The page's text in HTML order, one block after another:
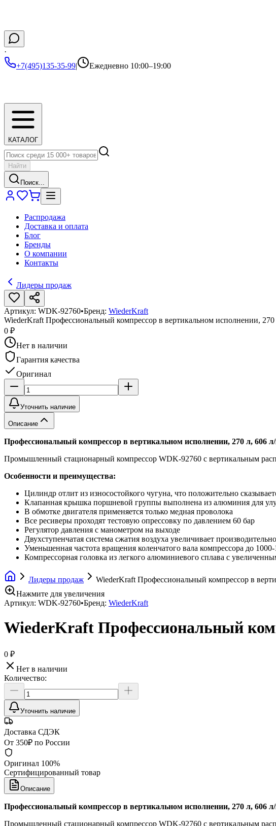
·
+7(495)135-35-99| Ежедневно 10:00–19:00
КАТАЛОГ
Найти
Поиск...
Распродажа
Доставка и оплата
Блог
Бренды
О компании
Контакты
Лидеры продаж
Артикул: WDK-92760•Бренд: WiederKraft
WiederKraft Профессиональный компрессор в вертикальном исполнении,
0 ₽
Нет в наличии
Гарантия качества
Оригинал
Уточнить наличие
Описание
Профессиональный компрессор в вертикальном исполнении, 270 л, 606
Промышленный стационарный компрессор WDK-92760 с вертикальным
Особенности и преимущества:
Цилиндр отлит из износостойкого чугуна, что положительно
Клапанная крышка поршневой группы выполнена из алюминия для
В обмотке двигателя применяется только медная проволока
Все ресиверы проходят тестовую опрессовку по давлением 60 бар
Регулятор давления с манометром на выходе
Двухступенчатая система сжатия воздуха увеличивает
Уменьшенная частота вращения коленчатого вала компрессора до
Компрессорная головка из легкого алюминиевого сплава с
Лидеры продаж
WiederKraft Профессиональный компрессор в
Нажмите для увеличения
Артикул: WDK-92760•Бренд: WiederKraft
WiederKraft Профессиональный
0 ₽
Нет в наличии
Количество:
Уточнить наличие
Доставка СДЭК
От 350₽ по России
Оригинал 100%
Сертифицированный товар
Описание
Профессиональный компрессор в вертикальном исполнении, 270 л, 606
Промышленный стационарный компрессор WDK-92760 с вертикальным